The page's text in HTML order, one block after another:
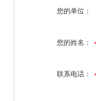
您的单位：
您的姓名：
联系电话：